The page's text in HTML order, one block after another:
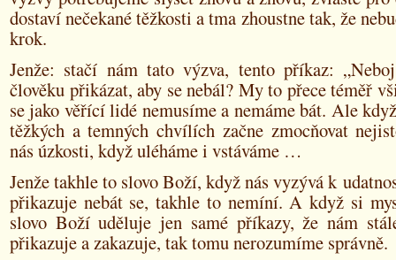
dostaví nečekané těžkosti a tma zhoustne tak, že
krok.
Jenže: stačí nám tato výzva, tento příkaz:
člověku přikázat, aby se nebál? My to přece téměř
se jako věřící lidé nemusíme a nemáme bát. Ale
těžkých a temných chvílích začne zmocňovat
nás úzkosti, když uléháme i vstáváme …
Jenže takhle to slovo Boží, když nás vyzývá k
přikazuje nebát se, takhle to nemíní. A když si
slovo Boží uděluje jen samé příkazy, že nám
přikazuje a zakazuje, tak tomu nerozumíme správně.